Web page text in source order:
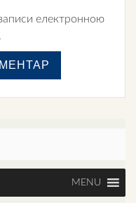
електронною
MENU